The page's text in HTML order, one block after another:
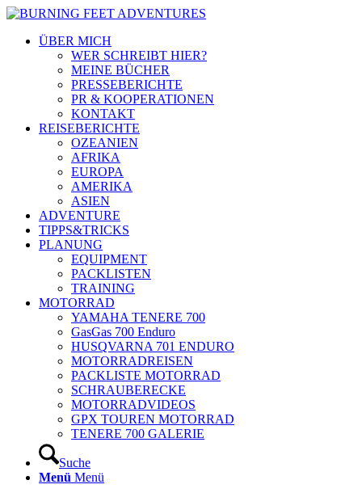
ÜBER MICH
WER SCHREIBT HIER?
MEINE BÜCHER
PRESSEBERICHTE
PR & KOOPERATIONEN
KONTAKT
REISEBERICHTE
OZEANIEN
AFRIKA
EUROPA
AMERIKA
ASIEN
ADVENTURE
TIPPS&TRICKS
PLANUNG
EQUIPMENT
PACKLISTEN
TRAINING
MOTORRAD
YAMAHA TENERE 700
GasGas 700 Enduro
HUSQVARNA 701 ENDURO
MOTORRADREISEN
PACKLISTE MOTORRAD
SCHRAUBERECKE
MOTORRADVIDEOS
GPX TOUREN MOTORRAD
TENERE 700 GALERIE
Suche
Menü Menü